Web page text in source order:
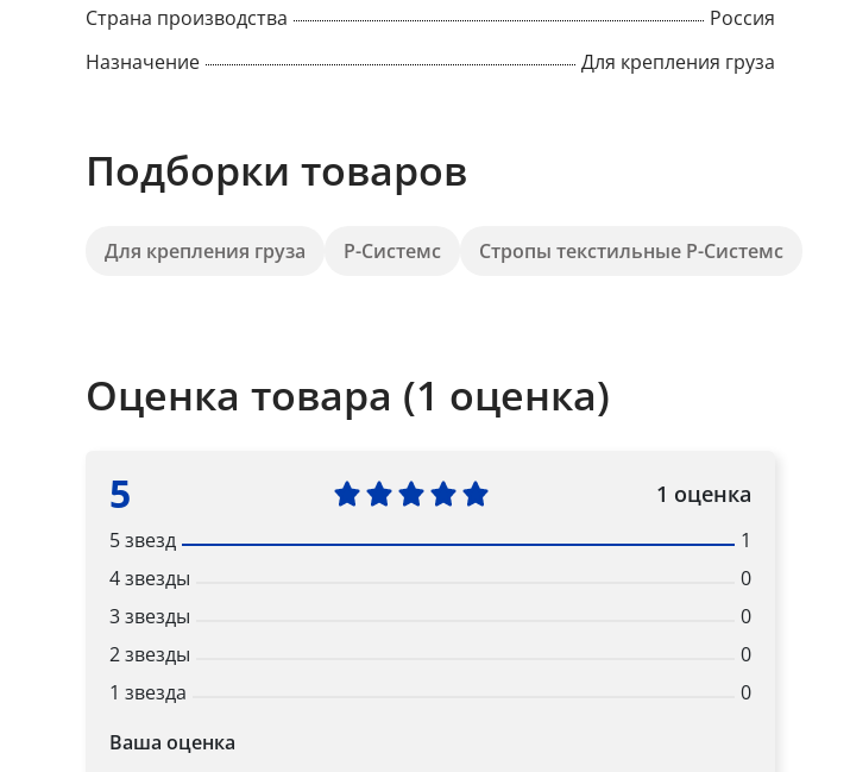
Страна производства
Россия
Назначение
Для крепления груза
Подборки товаров
Для крепления груза Р-Системс Стропы текстильные Р-Системс
Оценка товара (1 оценка)
5 1 оценка
5 звезд
1
4 звезды
0
3 звезды
0
2 звезды
0
1 звезда
0
Ваша оценка
Title